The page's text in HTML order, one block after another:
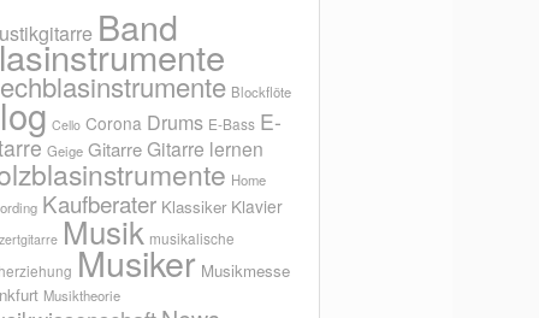
Band
Blockflöte
Cello Corona Drums E-Bass E-
Geige Gitarre Gitarre lernen
Home
Kaufberater Klassiker Klavier
Musik musikalische
Musiker Musikmesse
Musiktheorie